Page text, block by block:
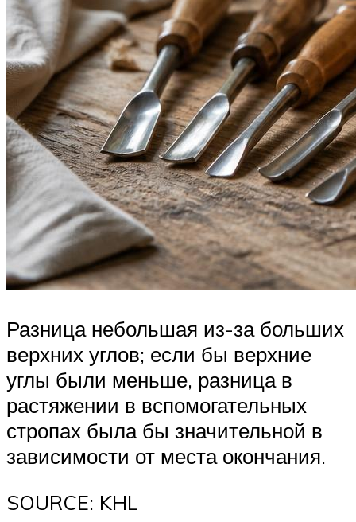
Разница небольшая из-за больших
верхних углов; если бы верхние
углы были меньше, разница в
растяжении в вспомогательных
стропах была бы значительной в
зависимости от места окончания.
SOURCE: KHL